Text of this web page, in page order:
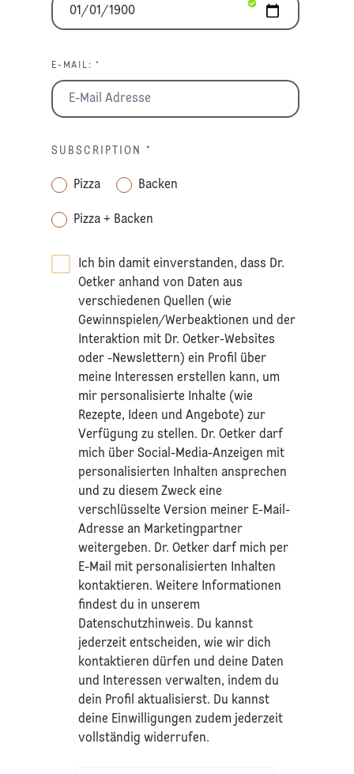
E-MAIL: *
SUBSCRIPTION *
Pizza Backen
Pizza + Backen
Ich bin damit einverstanden, dass Dr.
Oetker anhand von Daten aus
verschiedenen Quellen (wie
Gewinnspielen/Werbeaktionen und der
Interaktion mit Dr. Oetker-Websites
oder -Newslettern) ein Profil über
meine Interessen erstellen kann, um
mir personalisierte Inhalte (wie
Rezepte, Ideen und Angebote) zur
Verfügung zu stellen. Dr. Oetker darf
mich über Social-Media-Anzeigen mit
personalisierten Inhalten ansprechen
und zu diesem Zweck eine
verschlüsselte Version meiner E-Mail-
Adresse an Marketingpartner
weitergeben. Dr. Oetker darf mich per
E-Mail mit personalisierten Inhalten
kontaktieren. Weitere Informationen
findest du in unserem
Datenschutzhinweis. Du kannst
jederzeit entscheiden, wie wir dich
kontaktieren dürfen und deine Daten
und Interessen verwalten, indem du
dein Profil aktualisierst. Du kannst
deine Einwilligungen zudem jederzeit
vollständig widerrufen.